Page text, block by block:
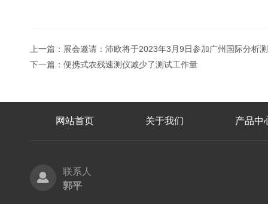
上一篇： 展会邀请：沛欧将于2023年3月9日参加广州国际分析
下一篇： 便携式农残速测仪减少了测试工作量
网站首页 关于我们 产品中
联系人
郭平